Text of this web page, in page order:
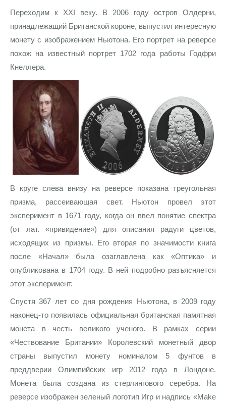
Переходим к XXI веку. В 2006 году остров Олдерни,
принадлежащий Британской короне, выпустил интересную
монету с изображением Ньютона. Его портрет на реверсе
похож на известный портрет 1702 года работы Годфри
Кнеллера.
В круге слева внизу на реверсе показана треугольная
призма, рассеивающая свет. Ньютон провел этот
эксперимент в 1671 году, когда он ввел понятие спектра
(от лат. «привидение») для описания радуги цветов,
исходящих из призмы. Его вторая по значимости книга
после «Начал» была озаглавлена как «Оптика» и
опубликована в 1704 году. В ней подробно разъясняется
этот эксперимент.
Спустя 367 лет со дня рождения Ньютона, в 2009 году
наконец-то появилась официальная британская памятная
монета в честь великого ученого. В рамках серии
«Чествование Британии» Королевский монетный двор
страны выпустил монету номиналом 5 фунтов в
преддверии Олимпийских игр 2012 года в Лондоне.
Монета была создана из стерлингового серебра. На
реверсе изображен зеленый логотип Игр и надпись «Make